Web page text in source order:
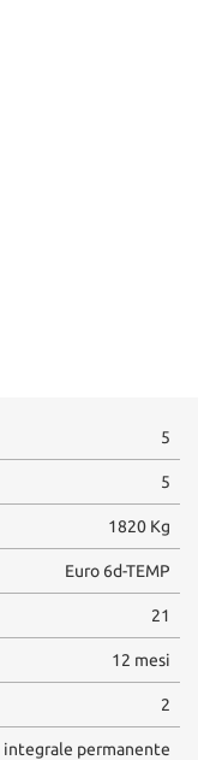
5
5
1820 Kg
Euro 6d-TEMP
21
12 mesi
2
integrale permanente